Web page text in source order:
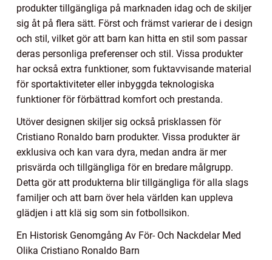
produkter tillgängliga på marknaden idag och de skiljer
sig åt på flera sätt. Först och främst varierar de i design
och stil, vilket gör att barn kan hitta en stil som passar
deras personliga preferenser och stil. Vissa produkter
har också extra funktioner, som fuktavvisande material
för sportaktiviteter eller inbyggda teknologiska
funktioner för förbättrad komfort och prestanda.
Utöver designen skiljer sig också prisklassen för
Cristiano Ronaldo barn produkter. Vissa produkter är
exklusiva och kan vara dyra, medan andra är mer
prisvärda och tillgängliga för en bredare målgrupp.
Detta gör att produkterna blir tillgängliga för alla slags
familjer och att barn över hela världen kan uppleva
glädjen i att klä sig som sin fotbollsikon.
En Historisk Genomgång Av För- Och Nackdelar Med
Olika Cristiano Ronaldo Barn